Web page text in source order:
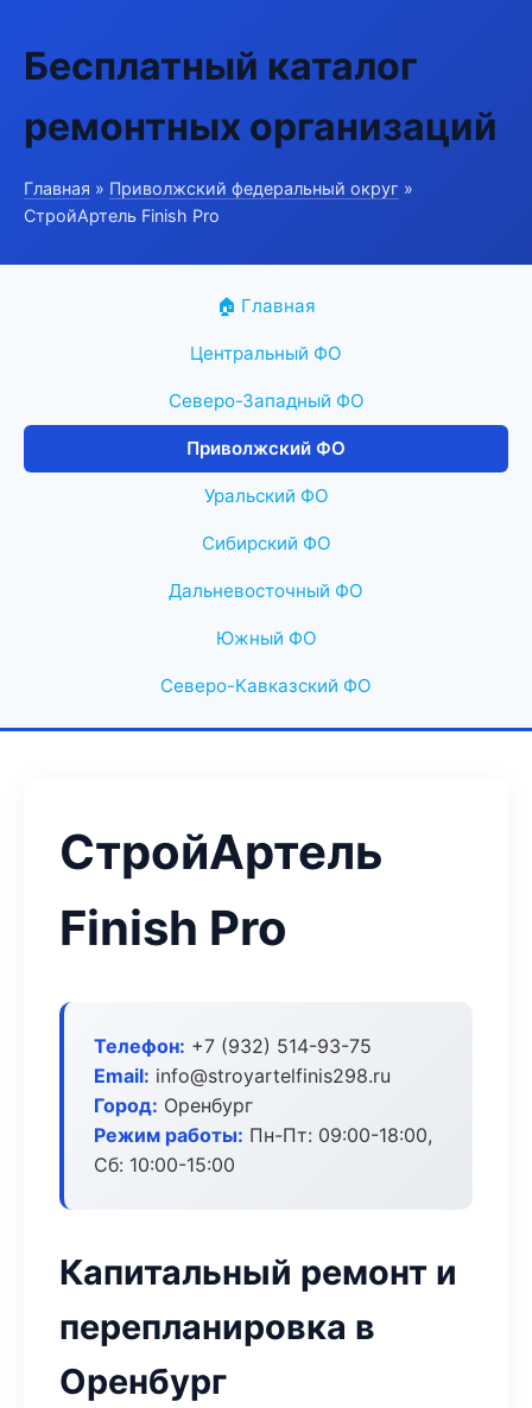
Бесплатный каталог
ремонтных организаций
Главная » Приволжский федеральный округ »
СтройАртель Finish Pro
🏠 Главная
Центральный ФО
Северо-Западный ФО
Приволжский ФО
Уральский ФО
Сибирский ФО
Дальневосточный ФО
Южный ФО
Северо-Кавказский ФО
СтройАртель
Finish Pro
Телефон: +7 (932) 514-93-75
Email: info@stroyartelfinis298.ru
Город: Оренбург
Режим работы: Пн-Пт: 09:00-18:00,
Сб: 10:00-15:00
Капитальный ремонт и
перепланировка в
Оренбург